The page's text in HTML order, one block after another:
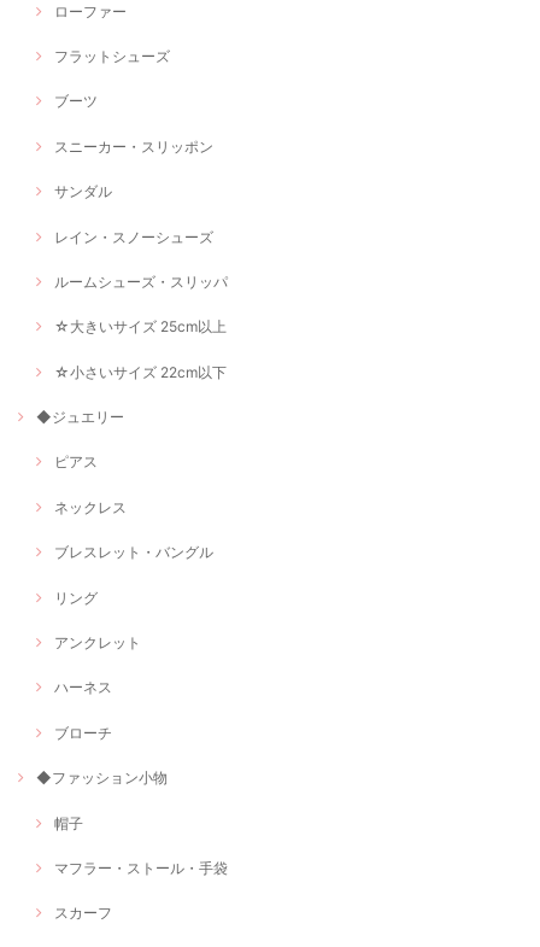
ローファー
フラットシューズ
ブーツ
スニーカー・スリッポン
サンダル
レイン・スノーシューズ
ルームシューズ・スリッパ
☆大きいサイズ 25cm以上
☆小さいサイズ 22cm以下
◆ジュエリー
ピアス
ネックレス
ブレスレット・バングル
リング
アンクレット
ハーネス
ブローチ
◆ファッション小物
帽子
マフラー・ストール・手袋
スカーフ